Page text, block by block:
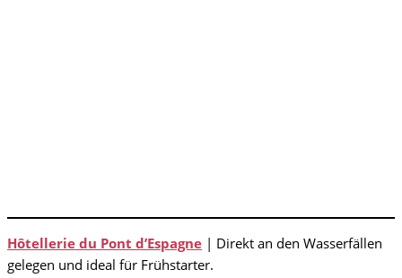
Hôtellerie du Pont d’Espagne | Direkt an den Wasserfällen
gelegen und ideal für Frühstarter.